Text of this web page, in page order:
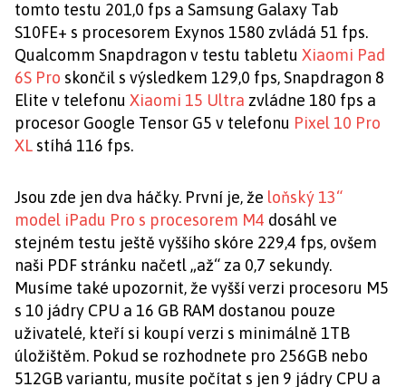
tomto testu 201,0 fps a Samsung Galaxy Tab
S10FE+ s procesorem Exynos 1580 zvládá 51 fps.
Qualcomm Snapdragon v testu tabletu Xiaomi Pad
6S Pro skončil s výsledkem 129,0 fps, Snapdragon 8
Elite v telefonu Xiaomi 15 Ultra zvládne 180 fps a
procesor Google Tensor G5 v telefonu Pixel 10 Pro
XLstíhá 116 fps.
Jsou zde jen dva háčky. První je, že loňský 13“
model iPadu Pro s procesorem M4 dosáhl ve
stejném testu ještě vyššího skóre 229,4 fps, ovšem
naši PDF stránku načetl „až“ za 0,7 sekundy.
Musíme také upozornit, že vyšší verzi procesoru M5
s 10 jádry CPU a 16 GB RAM dostanou pouze
uživatelé, kteří si koupí verzi s minimálně 1TB
úložištěm. Pokud se rozhodnete pro 256GB nebo
512GB variantu, musíte počítat s jen 9 jádry CPU a